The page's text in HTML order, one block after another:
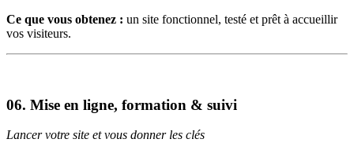
Ce que vous obtenez : un site fonctionnel, testé et prêt à accueillir
vos visiteurs.
06. Mise en ligne, formation & suivi
Lancer votre site et vous donner les clés